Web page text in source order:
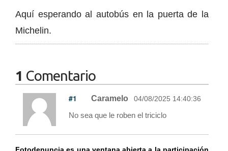
Aquí esperando al autobús en la puerta de la
Michelin.
1 Comentario
#1 Caramelo 04/08/2025 14:40:36
No sea que le roben el triciclo